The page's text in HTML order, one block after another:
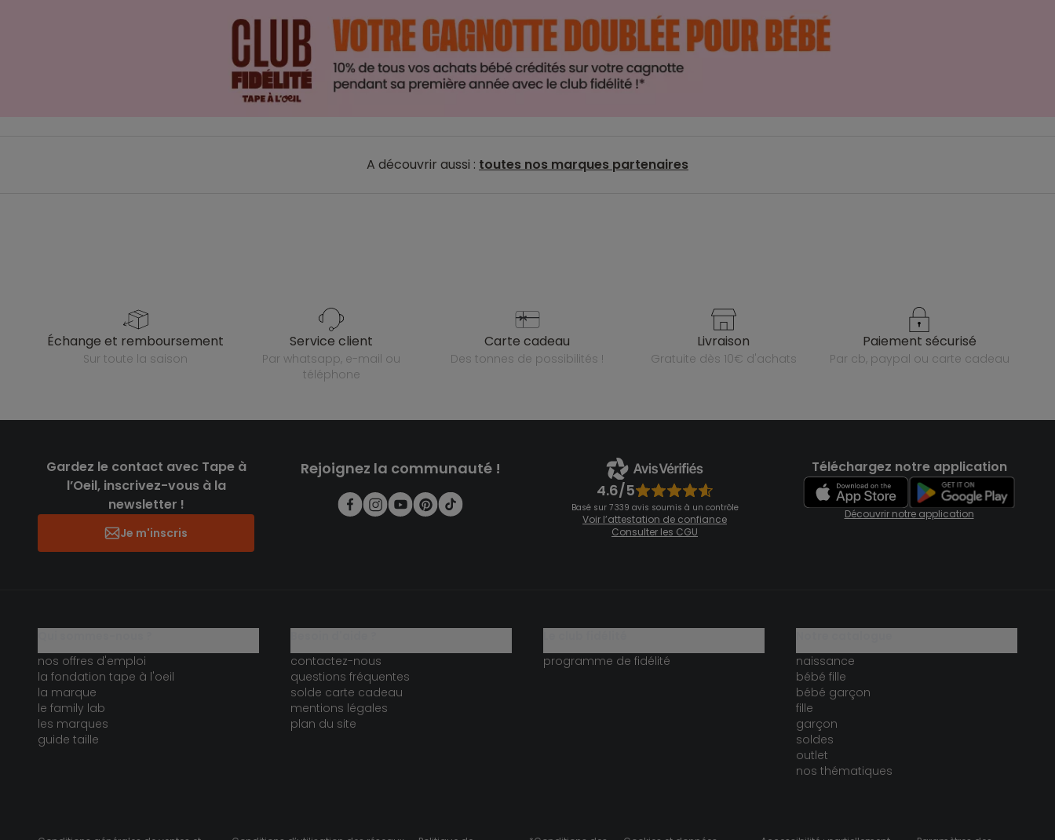
A découvrir aussi : toutes nos marques partenaires
échange et remboursement
sur toute la saison
service client
par whatsapp, e-mail ou
téléphone
carte cadeau
des tonnes de possibilités !
livraison
gratuite dès 10€ d'achats
paiement sécurisé
par cb, paypal ou carte cadeau
Gardez le contact avec Tape à
l’Oeil, inscrivez-vous à la
newsletter !
Je m'inscris
Rejoignez la communauté !
4.6/5
Basé sur 7 339 avis soumis à un contrôle
Voir l’attestation de confiance
Consulter les CGU
Téléchargez notre application
Découvrir notre application
nos offres d'emploi
la fondation tape à l'oeil
la marque
le family lab
les marques
guide taille
contactez-nous
questions fréquentes
solde carte cadeau
mentions légales
plan du site
programme de fidélité
naissance
bébé fille
bébé garçon
fille
garçon
soldes
outlet
nos thématiques